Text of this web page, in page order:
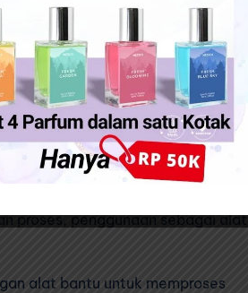
proses, penggunaan sebagai alat
alat bantu untuk memproses